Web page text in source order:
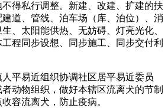
得私行调整。新建、改建、扩建的扶
道、管线、泊车场（库、泊位）、消
、太阳能供热、无妨碍、灯亮光化、
程同步设想、同步施工、同步交付利
易近组织协调社区居平易近委员
动物组织，做好本辖区流离犬的节制
容流离犬，防止疫病。